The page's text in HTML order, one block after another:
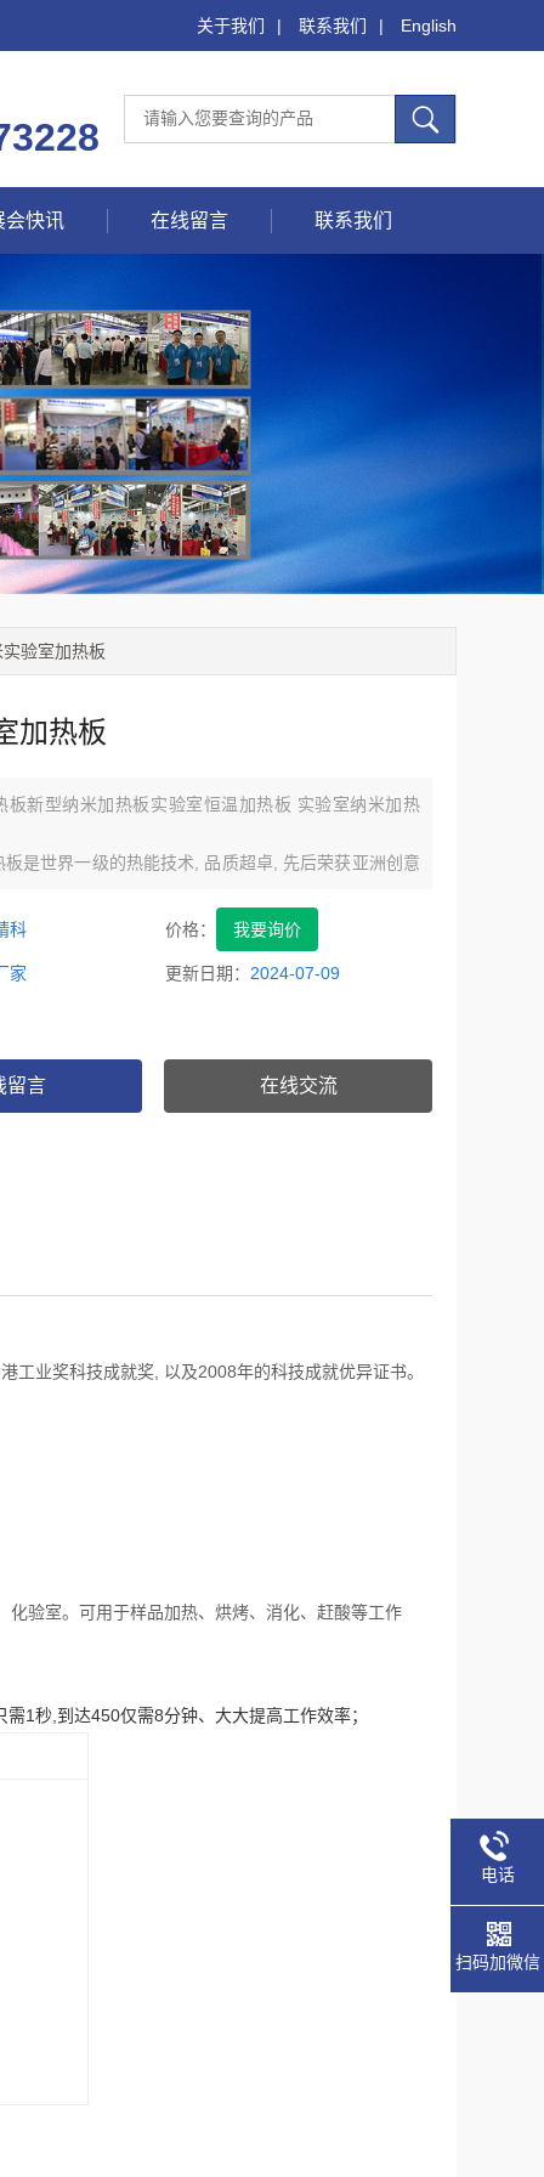
关于我们 | 联系我们 | English
会快讯 在线留言 联系我们
验室加热板
加热板
板新型纳米加热板实验室恒温加热板 实验室纳米加热
板是世界一级的热能技术, 品质超卓, 先后荣获亚洲创意
室纳米加热板
聚四氟电源线和组件，整机耐抗强酸强碱；
科 价格： 我要询价
家 更新日期： 2024-07-09
留言 在线交流
业奖科技成就奖, 以及2008年的科技成就优异证书。
验室。可用于样品加热、烘烤、消化、赶酸等工作
需1秒 到达450仅需8分钟、大大提高工作效率；
电话
扫码加微信